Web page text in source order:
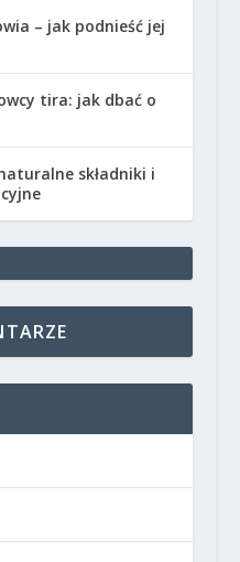
– jak podnieść jej
tira: jak dbać o
składniki i